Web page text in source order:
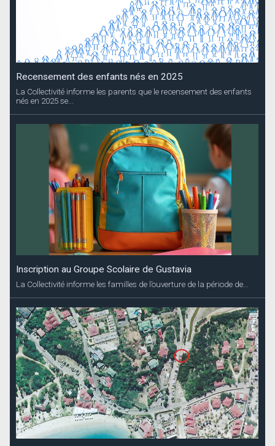
Recensement des enfants nés en 2025
La Collectivité informe les parents que le recensement des enfants
nés en 2025 se...
Inscription au Groupe Scolaire de Gustavia
La Collectivité informe les familles de l’ouverture de la période de...